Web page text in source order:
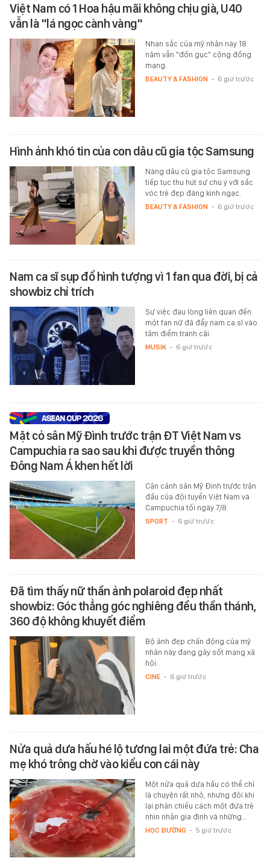
Việt Nam có 1 Hoa hậu mãi không chịu già, U40
vẫn là "lá ngọc cành vàng"
Nhan sắc của mỹ nhân này 18
năm vẫn "đốn gục" cộng đồng
mạng.
BEAUTY & FASHION - 6 giờ trước
Hình ảnh khó tin của con dâu cũ gia tộc Samsung
Nàng dâu cũ gia tộc Samsung
tiếp tục thu hút sự chú ý với sắc
vóc trẻ đẹp đáng kinh ngạc.
BEAUTY & FASHION - 6 giờ trước
Nam ca sĩ sụp đổ hình tượng vì 1 fan qua đời, bị cả
showbiz chỉ trích
Sự việc đau lòng liên quan đến
một fan nữ đã đẩy nam ca sĩ vào
tâm điểm tranh cãi.
MUSIK - 6 giờ trước
Mặt cỏ sân Mỹ Đình trước trận ĐT Việt Nam vs
Campuchia ra sao sau khi được truyền thông
Đông Nam Á khen hết lời
Cận cảnh sân Mỹ Đình trước trận
đấu của đội tuyển Việt Nam và
Campuchia tối ngày 7/8.
SPORT - 6 giờ trước
Đã tìm thấy nữ thần ảnh polaroid đẹp nhất
showbiz: Góc thẳng góc nghiêng đều thần thánh,
360 độ không khuyết điểm
Bộ ảnh đẹp chấn động của mỹ
nhân này đang gây sốt mạng xã
hội.
CINE - 6 giờ trước
Nửa quả dưa hấu hé lộ tương lai một đứa trẻ: Cha
mẹ khó trông chờ vào kiểu con cái này
Một nửa quả dưa hấu có thể chỉ
là chuyện rất nhỏ, nhưng đôi khi
lại phản chiếu cách một đứa trẻ
nhìn nhận gia đình và những…
HỌC ĐƯỜNG - 5 giờ trước